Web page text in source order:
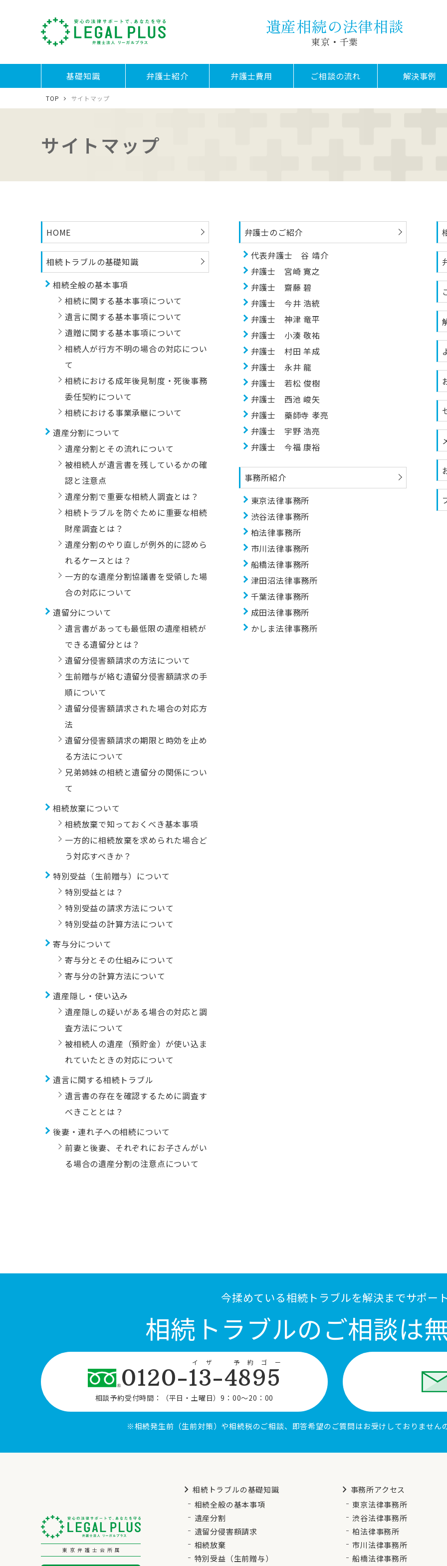
遺産相続の法律相談
東京・千葉
基礎知識 弁護士紹介 弁護士費用 ご相談の流れ 解決事例
TOP サイトマップ
サイトマップ
HOME
相続トラブルの基礎知識
相続全般の基本事項
相続に関する基本事項について
遺言に関する基本事項について
遺贈に関する基本事項について
相続人が行方不明の場合の対応につい
て
相続における成年後見制度・死後事務
委任契約について
相続における事業承継について
遺産分割について
遺産分割とその流れについて
被相続人が遺言書を残しているかの確
認と注意点
遺産分割で重要な相続人調査とは？
相続トラブルを防ぐために重要な相続
財産調査とは？
遺産分割のやり直しが例外的に認めら
れるケースとは？
一方的な遺産分割協議書を受領した場
合の対応について
遺留分について
遺言書があっても最低限の遺産相続が
できる遺留分とは？
遺留分侵害額請求の方法について
生前贈与が絡む遺留分侵害額請求の手
順について
遺留分侵害額請求された場合の対応方
法
遺留分侵害額請求の期限と時効を止め
る方法について
兄弟姉妹の相続と遺留分の関係につい
て
相続放棄について
相続放棄で知っておくべき基本事項
一方的に相続放棄を求められた場合ど
う対応すべきか？
特別受益（生前贈与）について
特別受益とは？
特別受益の請求方法について
特別受益の計算方法について
寄与分について
寄与分とその仕組みについて
寄与分の計算方法について
遺産隠し・使い込み
遺産隠しの疑いがある場合の対応と調
査方法について
被相続人の遺産（預貯金）が使い込ま
れていたときの対応について
遺言に関する相続トラブル
遺言書の存在を確認するために調査す
べきこととは？
後妻・連れ子への相続について
前妻と後妻、それぞれにお子さんがい
る場合の遺産分割の注意点について
弁護士のご紹介
代表弁護士 谷 靖介
弁護士 宮崎 寛之
弁護士 齋藤 碧
弁護士 今井 浩統
弁護士 神津 竜平
弁護士 小湊 敬祐
弁護士 村田 羊成
弁護士 永井 龍
弁護士 若松 俊樹
弁護士 西池 峻矢
弁護士 藥師寺 孝亮
弁護士 宇野 浩亮
弁護士 今福 康裕
事務所紹介
東京法律事務所
渋谷法律事務所
柏法律事務所
市川法律事務所
船橋法律事務所
津田沼法律事務所
千葉法律事務所
成田法律事務所
かしま法律事務所
今揉めている相続トラブルを解決までサポート
相続トラブルのご相談は
0120-13-4895
イザ 予約ゴー
相談予約受付時間： （平日・土曜日）9：00〜20：00
※相続発生前（生前対策）や相続税のご相談、即答希望のご質問はお受けしておりません
東京弁護士会所属
chevron_right 相続トラブルの基礎知識
相続全般の基本事項
遺産分割
遺留分侵害額請求
相続放棄
特別受益（生前贈与）
chevron_right 事務所アクセス
東京法律事務所
渋谷法律事務所
柏法律事務所
市川法律事務所
船橋法律事務所